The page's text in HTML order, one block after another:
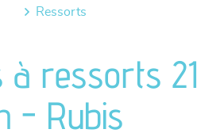
ressorts
à ressorts 21
- Rubis